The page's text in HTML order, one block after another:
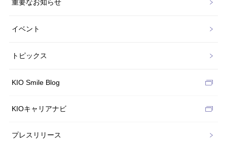
重要なお知らせ
イベント
トピックス
KIO Smile Blog
KIOキャリアナビ
プレスリリース